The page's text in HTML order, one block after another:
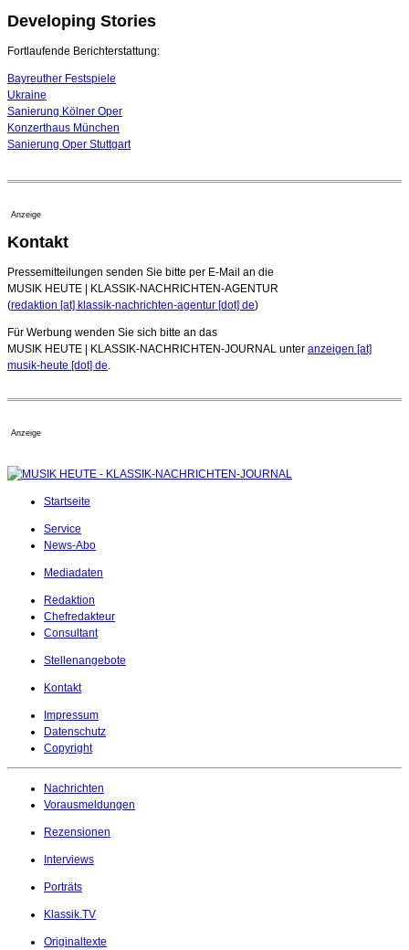
16. Juli 2026 - 22:49 Uhr
Quatuor Ebène wird mit Bremer Musikfest-Preis
04. August 2026 - 13:30 Uhr
Developing Stories
Fortlaufende Berichterstattung:
Bayreuther Festspiele
Ukraine
Sanierung Kölner Oper
Konzerthaus München
Sanierung Oper Stuttgart
Anzeige
Kontakt
Pressemitteilungen senden Sie bitte per E-Mail an die
MUSIK HEUTE | KLASSIK-NACHRICHTEN-AGENTUR
(redaktion [at] klassik-nachrichten-agentur [dot] de)
Für Werbung wenden Sie sich bitte an das
MUSIK HEUTE | KLASSIK-NACHRICHTEN-JOURNAL unter anzeigen [at]
musik-heute [dot] de.
Anzeige
Startseite
Service
News-Abo
Mediadaten
Redaktion
Chefredakteur
Consultant
Stellenangebote
Kontakt
Impressum
Datenschutz
Copyright
Nachrichten
Vorausmeldungen
Rezensionen
Interviews
Porträts
Klassik.TV
Originaltexte